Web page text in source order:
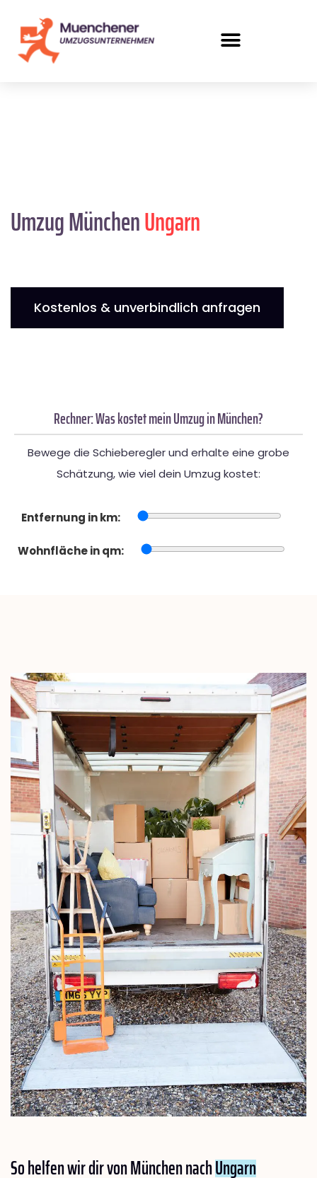
Umzug MünchenUngarn
Kostenlos & unverbindlich anfragen
Rechner: Was kostet mein Umzug in München?
Bewege die Schieberegler und erhalte eine grobe
Schätzung, wie viel dein Umzug kostet:
Entfernung in km:
Wohnfläche in qm:
So helfen wir dir von München nachUngarn